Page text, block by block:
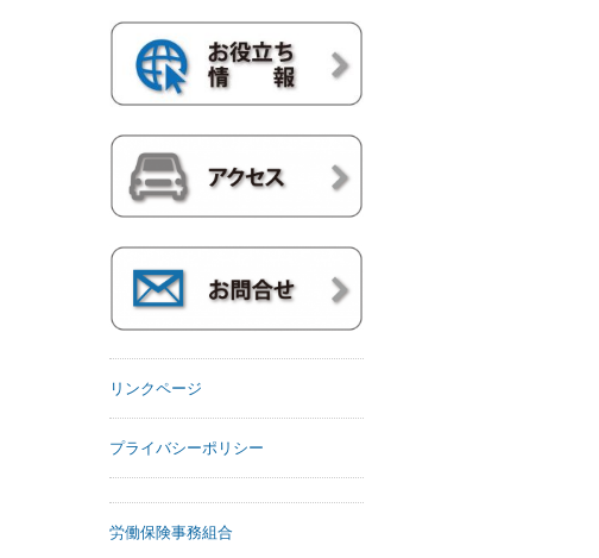
リンクページ
プライバシーポリシー
労働保険事務組合